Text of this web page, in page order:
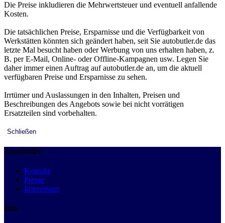
Die Preise inkludieren die Mehrwertsteuer und eventuell anfallende
Kosten.
Die tatsächlichen Preise, Ersparnisse und die Verfügbarkeit von
Werkstätten könnten sich geändert haben, seit Sie autobutler.de das
letzte Mal besucht haben oder Werbung von uns erhalten haben, z.
B. per E-Mail, Online- oder Offline-Kampagnen usw. Legen Sie
daher immer einen Auftrag auf autobutler.de an, um die aktuell
verfügbaren Preise und Ersparnisse zu sehen.
Irrtümer und Auslassungen in den Inhalten, Preisen und
Beschreibungen des Angebots sowie bei nicht vorrätigen
Ersatzteilen sind vorbehalten.
Schließen
Autobutler
Kontakt
Presse
Impressum
Info